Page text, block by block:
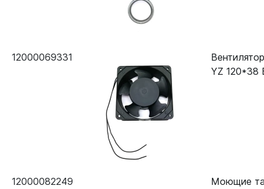
12000069331
YZ 120*38
12000082249
Моющие